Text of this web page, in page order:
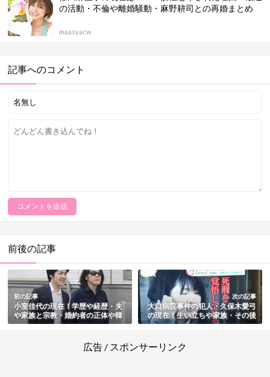
の活動・不倫や離婚騒動・麻野耕司との再婚まとめ
maasyacw
記事へのコメント
前後の記事
前の記事
小室佳代の現在！学歴や経歴・夫
や家族と宗教・婚約者の正体や韓
国人説など総まとめ
次の記事
大口病院事件の犯人・久保木愛弓
の現在！生い立ちや家族・その後
まとめ
広告 / スポンサーリンク